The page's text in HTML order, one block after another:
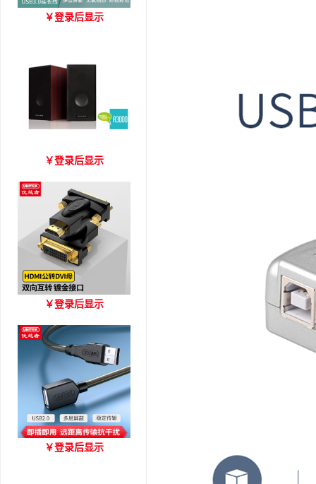
优越者Y-C479国标无氧铜
￥登录后显示
爱琴海 A3000 木质音箱
￥登录后显示
优越者HDMI转DVI双向互
￥登录后显示
优越者Y-C416A 国标
￥登录后显示